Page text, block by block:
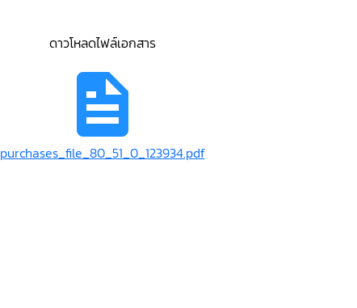
ดาวโหลดไฟล์เอกสาร
purchases_file_80_51_0_123934.pdf